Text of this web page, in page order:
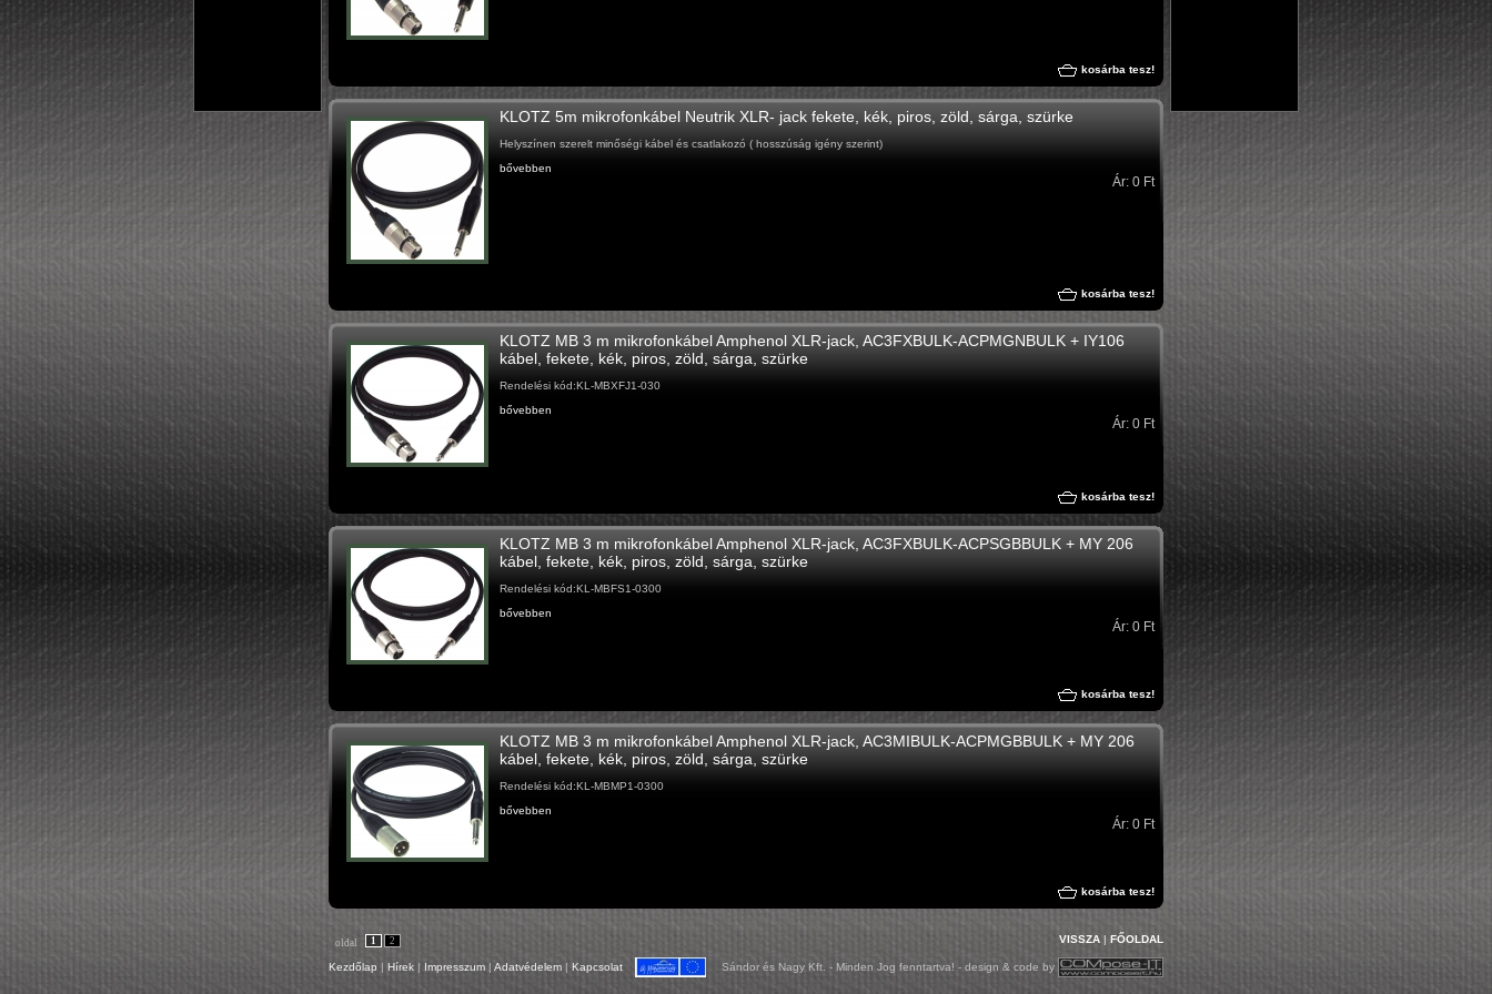
kosárba tesz!
KLOTZ 5m mikrofonkábel Neutrik XLR- jack fekete, kék, piros, zöld, sárga, szürke
Helyszínen szerelt minőségi kábel és csatlakozó ( hosszúság igény szerint)
bővebben
Ár: 0 Ft
kosárba tesz!
KLOTZ MB 3 m mikrofonkábel Amphenol XLR-jack, AC3FXBULK-ACPMGNBULK + IY106
kábel, fekete, kék, piros, zöld, sárga, szürke
Rendelési kód:KL-MBXFJ1-030
bővebben
Ár: 0 Ft
kosárba tesz!
KLOTZ MB 3 m mikrofonkábel Amphenol XLR-jack, AC3FXBULK-ACPSGBBULK + MY 206
kábel, fekete, kék, piros, zöld, sárga, szürke
Rendelési kód:KL-MBFS1-0300
bővebben
Ár: 0 Ft
kosárba tesz!
KLOTZ MB 3 m mikrofonkábel Amphenol XLR-jack, AC3MIBULK-ACPMGBBULK + MY 206
kábel, fekete, kék, piros, zöld, sárga, szürke
Rendelési kód:KL-MBMP1-0300
bővebben
Ár: 0 Ft
kosárba tesz!
oldal 1 2 VISSZA | FŐOLDAL
Kezdőlap | Hírek | Impresszum | Adatvédelem | Kapcsolat Sándor és Nagy Kft. - Minden Jog fenntartva! - design & code by